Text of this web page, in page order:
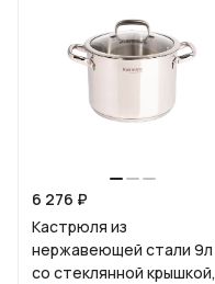
6 276 ₽
Кастрюля из
нержавеющей стали 9л
со стеклянной крышкой,